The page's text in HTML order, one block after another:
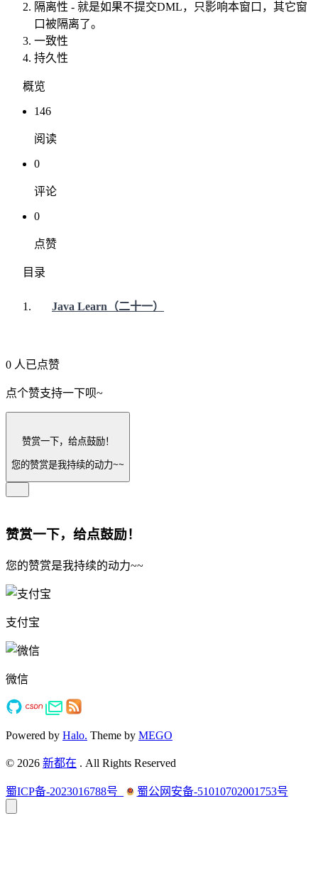
隔离性 - 就是如果不提交DML，只影响本窗口，其它窗
口被隔离了。
一致性
持久性
概览
146
阅读
0
评论
0
点赞
目录
Java Learn（二十一）
子查询
中没有生效，只有经过了事务处理才会生
效。
0 人已点赞
点个赞支持一下呗~
赞赏一下，给点鼓励！
您的赞赏是我持续的动力~~
赞赏一下，给点鼓励！
您的赞赏是我持续的动力~~
支付宝
微信
Powered by Halo. Theme by MEGO
© 2026 新都在 . All Rights Reserved
蜀ICP备-2023016788号 蜀公网安备-51010702001753号